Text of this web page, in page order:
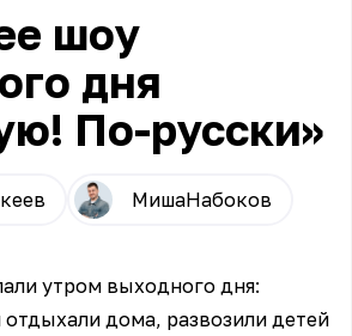
шоу
дня
По-русски»
МишаНабоков
утром выходного дня:
отдыхали дома, развозили детей